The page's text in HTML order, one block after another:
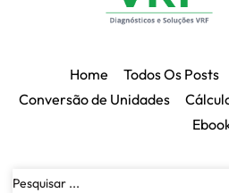
Home Todos Os Posts
Conversão de Unidades